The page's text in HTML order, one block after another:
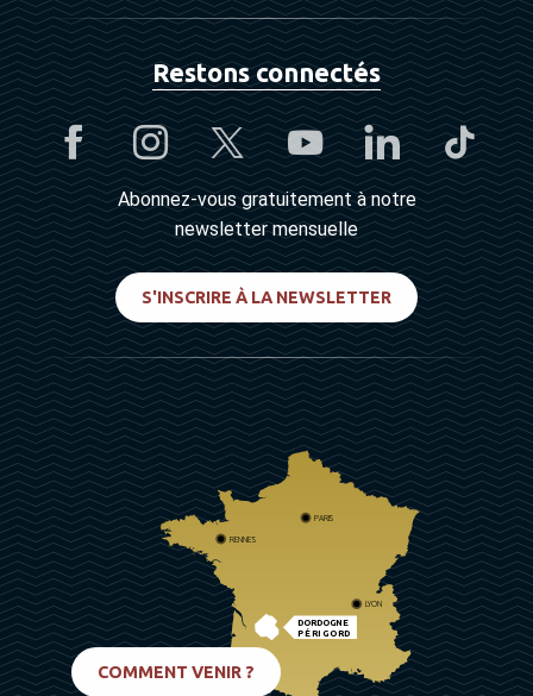
Restons connectés
Abonnez-vous gratuitement à notre
newsletter mensuelle
S'INSCRIRE À LA NEWSLETTER
DORDOGNE
PÉRIGORD
PARIS
RENNES
LYON
COMMENT VENIR ?